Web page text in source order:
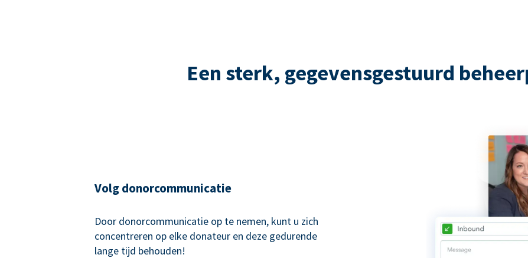
Een sterk, gegevensgestuurd
Volg donorcommunicatie
Door donorcommunicatie op te nemen, kunt u zich
concentreren op elke donateur en deze gedurende
lange tijd behouden!